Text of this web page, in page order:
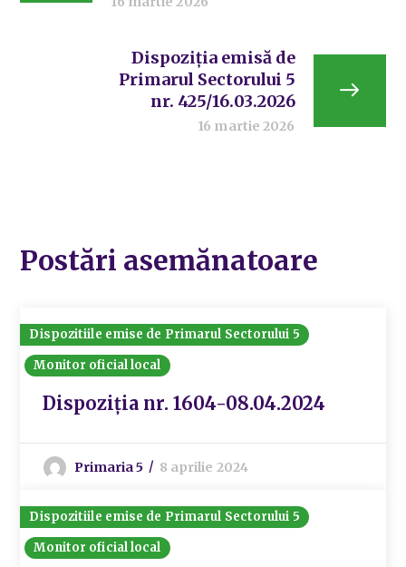
Dispoziția emisă de
Primarul Sectorului 5
nr. 425/16.03.2026
16 martie 2026
Postări asemănatoare
Dispozitiile emise de Primarul Sectorului 5
Monitor oficial local
Dispoziția nr. 1604-08.04.2024
Primaria 5 8 aprilie 2024
Dispozitiile emise de Primarul Sectorului 5
Monitor oficial local